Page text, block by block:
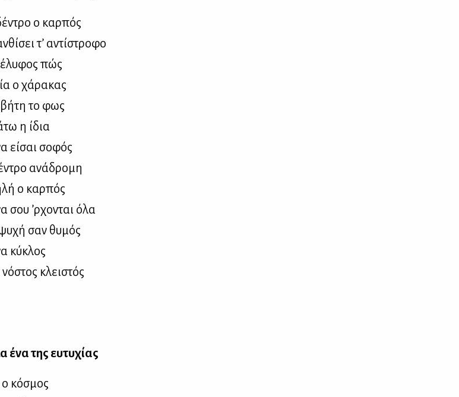
ο καρ­πός
τ’ αντί­στρο­φο
πώς
ο χά­ρα­κας
το φως
η ίδια
εί­σαι σο­φός
ανά­δρο­μη
ο καρ­πός
σου ’ρ­χο­νται όλα
σαν θυ­μός
κύ­κλος
κλει­στός
ένα της ευ­τυ­χί­ας
κό­σμος